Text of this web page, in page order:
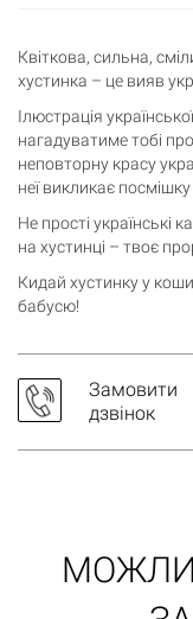
Квіткова, сильна,
хустинка – це вияв
Ілюстрація
нагадуватиме тобі про
неповторну красу
неї викликає посмішку
Не прості українські
на хустинці – твоє
Кидай хустинку у
бабусю!
Замовити
дзвінок